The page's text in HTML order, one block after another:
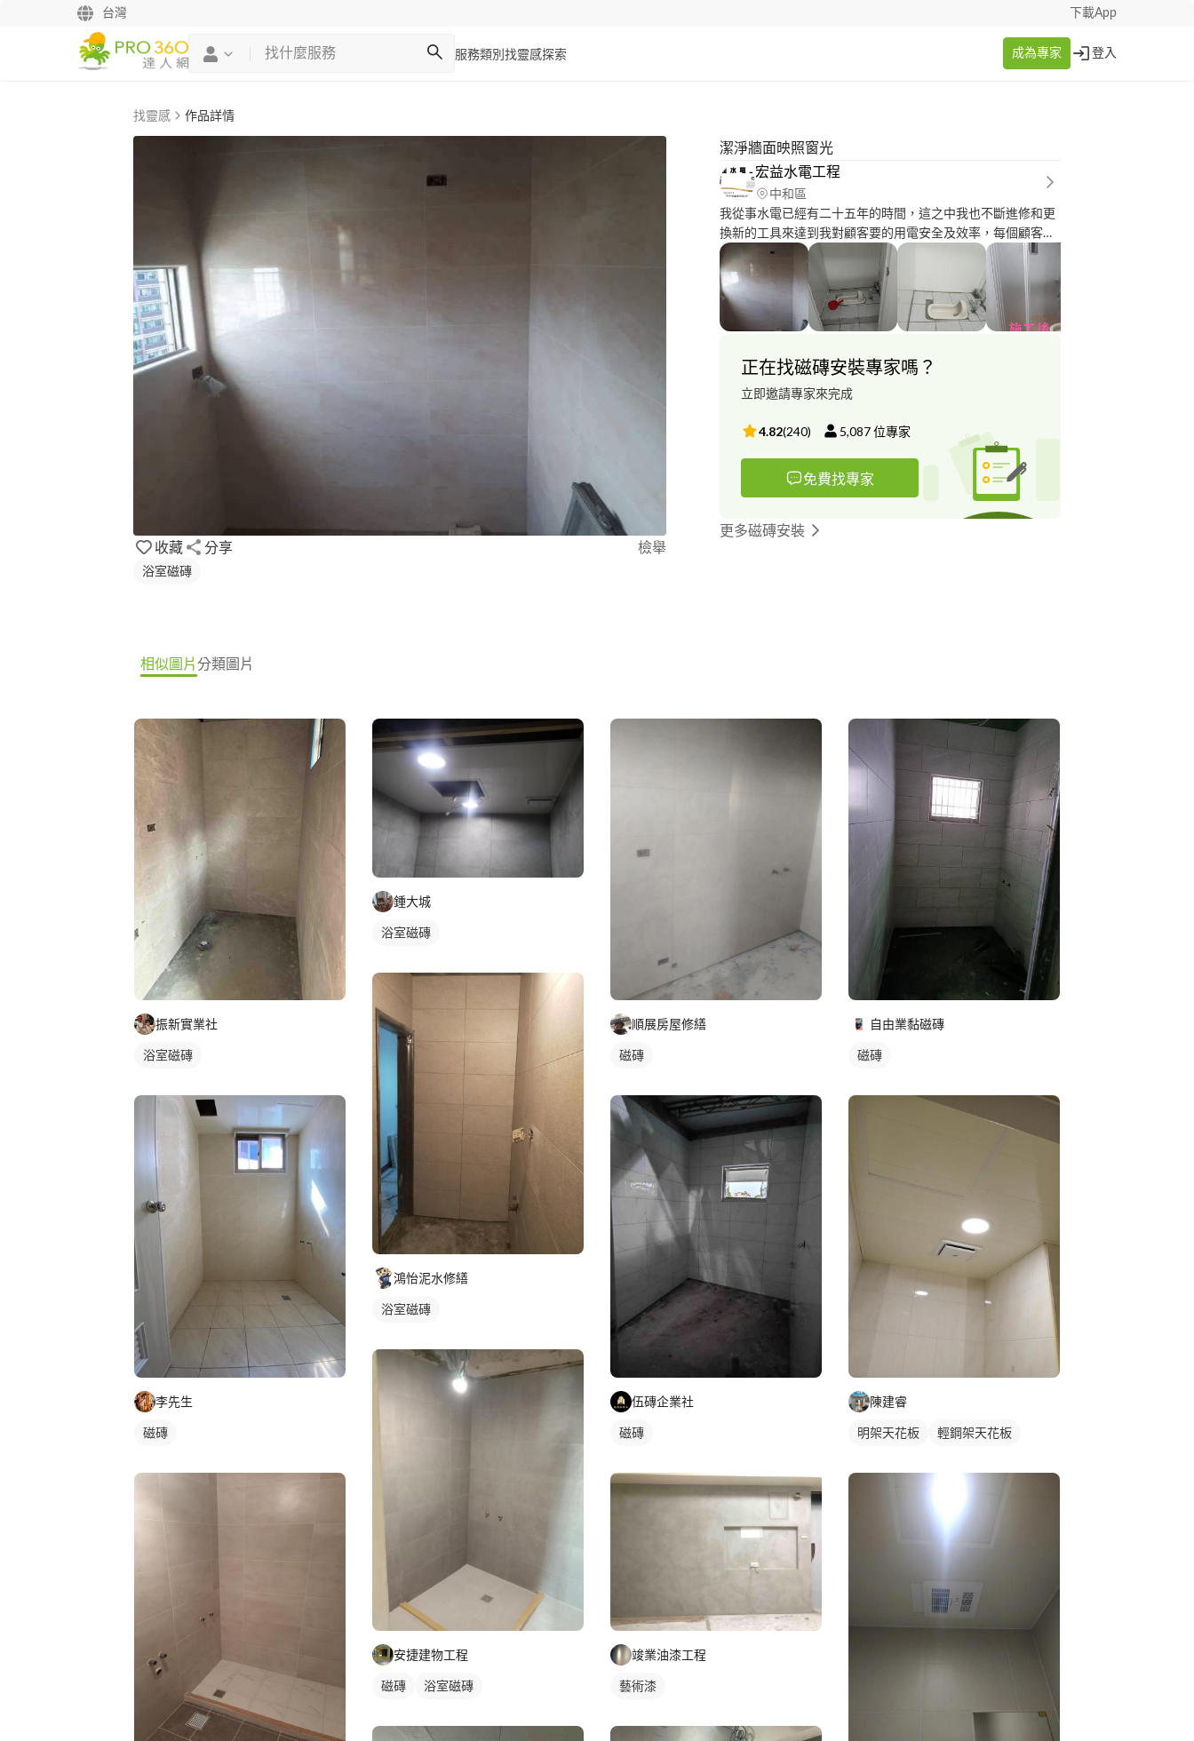
台灣 下載App
服務類別 找靈感探索 成為專家 登入
找靈感 作品詳情
收藏 分享 檢舉
浴室磁磚
潔淨牆面映照窗光
宏益水電工程
中和區
我從事水電已經有二十五年的時間，這之中我也不斷進修和更
換新的工具來達到我對顧客要的用電安全及效率，每個顧客將
辛苦打拼買來的房子交到我手上時，我就肩負著用電安全及顧
客住的舒適的責任，我做事絕不馬虎及絕不得過且過的心態，
我另外也一直積極找和我有相同理念和專業的廠商配合，讓客
戶能節省掉找泥作、裝潢等等....的時間和麻煩 目前配合的有泥
作、木工、油漆、木質地板、塑膠地板
正在找磁磚安裝專家嗎？
立即邀請專家來完成
4.82(240) 5,087位專家
免費找專家
更多磁磚安裝
相似圖片分類圖片
振新實業社
浴室磁磚
李先生
磁磚
鍾大城
浴室磁磚
鴻怡泥水修繕
浴室磁磚
安捷建物工程
磁磚 浴室磁磚
順展房屋修繕
磁磚
伍磚企業社
磁磚
竣業油漆工程
藝術漆
自由業黏磁磚
磁磚
陳建睿
明架天花板 輕鋼架天花板